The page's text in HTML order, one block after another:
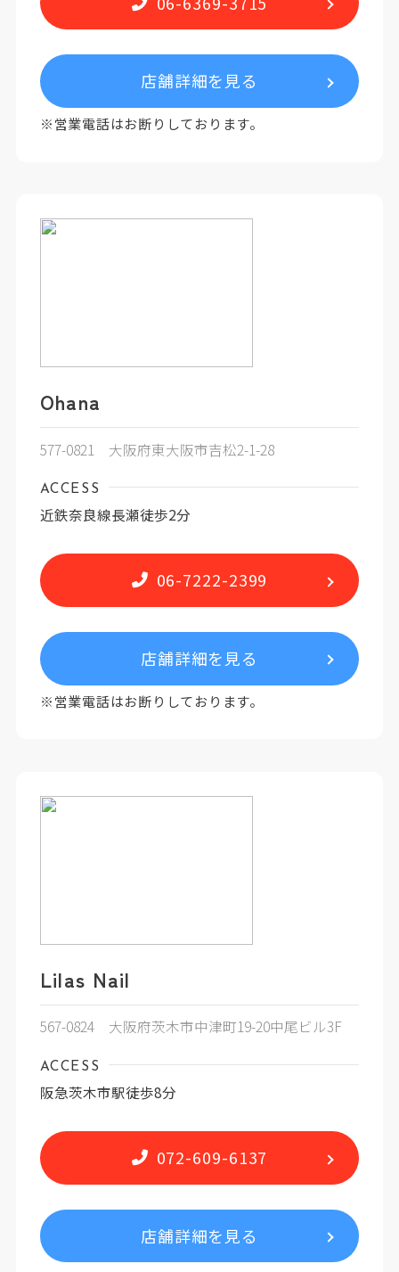
店舗詳細を見る
※営業電話はお断りしております。
Ohana
577-0821 大阪府東大阪市吉松2-1-28
ACCESS
近鉄奈良線長瀬徒歩2分
06-7222-2399
店舗詳細を見る
※営業電話はお断りしております。
Lilas Nail
567-0824 大阪府茨木市中津町19-20中尾ビル3F
ACCESS
阪急茨木市駅徒歩8分
072-609-6137
店舗詳細を見る